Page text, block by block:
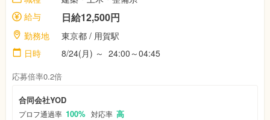
給与
日給12,500円
勤務地 東京都 / 用賀駅
日時
8/24(月) ～ 24:00～04:45
応募倍率0.2倍
合同会社YOD
プロフ通過率 100% 対応率 高